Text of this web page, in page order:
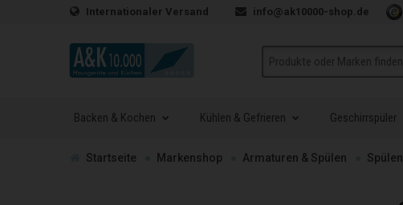
Zum Inhalt springen
Internationaler Versand info@ak10000-shop.de
Suche
Backen & Kochen Kühlen & Gefrieren Geschirrspüler
Zur
Startseite Markenshop Armaturen & Spülen Spülen